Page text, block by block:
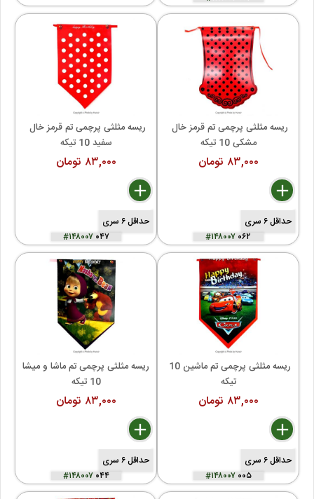
سفید 10 تیکه
۸۳,۰۰۰ تومان
delete
remove
add
حداقل ۶ سری
#۱۴۸۰۰۷۰۴۷
مشکی 10 تیکه
۸۳,۰۰۰ تومان
delete
remove
add
حداقل ۶ سری
#۱۴۸۰۰۷ ۰۶۲
10 تیکه
۸۳,۰۰۰ تومان
delete
remove
add
حداقل ۶ سری
#۱۴۸۰۰۷۰۴۴
تیکه
۸۳,۰۰۰ تومان
delete
remove
add
حداقل ۶ سری
#۱۴۸۰۰۷۰۰۵